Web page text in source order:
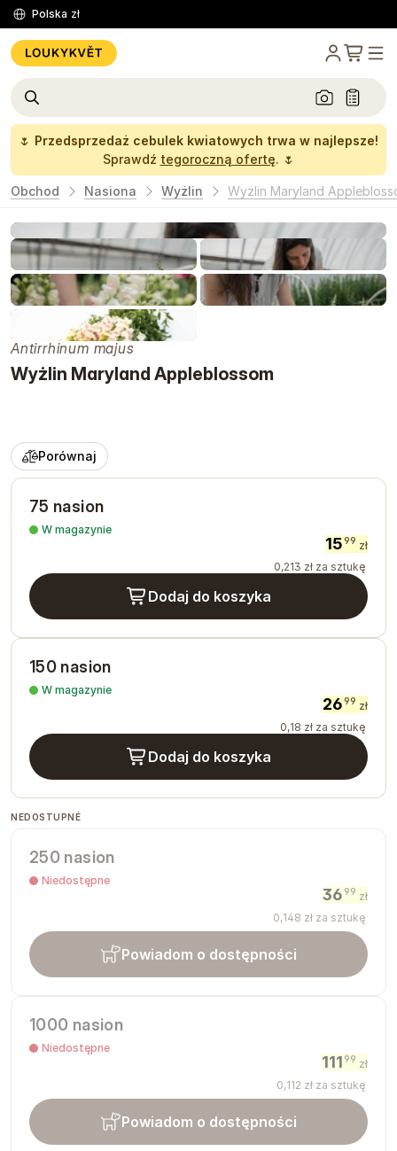
Polska zł
🌷 Przedsprzedaż cebulek kwiatowych trwa w najlepsze!
Sprawdź tegoroczną ofertę. 🌷
Obchod Nasiona Wyżlin Wyżlin Maryland
Antirrhinum majus
Wyżlin Maryland Appleblossom
Porównaj
75 nasion
W magazynie
1599 zł
0,213 zł za sztukę
Dodaj do koszyka
150 nasion
W magazynie
2699 zł
0,18 zł za sztukę
Dodaj do koszyka
NEDOSTUPNÉ
250 nasion
Niedostępne
36 99 zł
0,148 zł za sztukę
Powiadom o dostępności
1000 nasion
Niedostępne
111 99 zł
0,112 zł za sztukę
Powiadom o dostępności